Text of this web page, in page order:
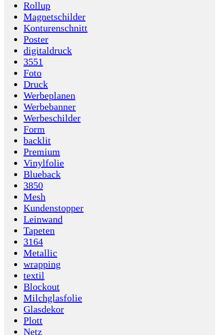
Rollup
Magnetschilder
Konturenschnitt
Poster
digitaldruck
3551
Foto
Druck
Werbeplanen
Werbebanner
Werbeschilder
Form
backlit
Premium
Vinylfolie
Blueback
3850
Mesh
Kundenstopper
Leinwand
Tapeten
3164
Metallic
wrapping
textil
Blockout
Milchglasfolie
Glasdekor
Plott
Netz